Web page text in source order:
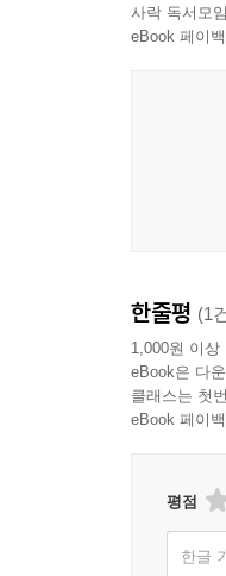
무엇보다
후손에 의
다는 것. 언
지켜보면
표현하며,
희생 사이
오코너 판
사락 독서모
eBook 페이
한줄평 (1
1,000원 이상
eBook은 다
클래스는 첫
eBook 페이
평점
한글